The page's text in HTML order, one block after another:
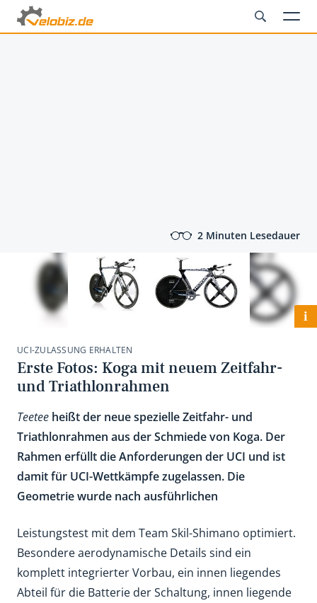
2 Minuten Lesedauer
i
UCI-ZULASSUNG ERHALTEN
Erste Fotos: Koga mit neuem Zeitfahr-
und Triathlonrahmen
Teetee heißt der neue spezielle Zeitfahr- und
Triathlonrahmen aus der Schmiede von Koga. Der
Rahmen erfüllt die Anforderungen der UCI und ist
damit für UCI-Wettkämpfe zugelassen. Die
Geometrie wurde nach ausführlichen
Leistungstest mit dem Team Skil-Shimano optimiert.
Besondere aerodynamische Details sind ein
komplett integrierter Vorbau, ein innen liegendes
Abteil für die Batterie der Schaltung, innen liegende